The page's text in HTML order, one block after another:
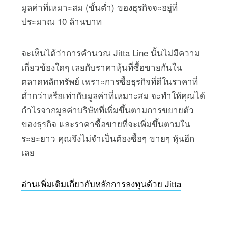
มูลค่าที่เหมาะสม (ขั้นต่ำ) ของธุรกิจจะอยู่ที่
ประมาณ 10 ล้านบาท
จะเห็นได้ว่าการคำนวณ Jitta Line นั้นไม่มีความ
เกี่ยวข้องใดๆ เลยกับราคาหุ้นที่ซื้อขายกันใน
ตลาดหลักทรัพย์ เพราะการซื้อธุรกิจที่ดีในราคาที่
ต่ำกว่าหรือเท่ากับมูลค่าที่เหมาะสม จะทำให้คุณได้
กำไรจากมูลค่าบริษัทที่เพิ่มขึ้นตามการขยายตัว
ของธุรกิจ และราคาซื้อขายที่จะเพิ่มขึ้นตามใน
ระยะยาว คุณจึงไม่จำเป็นต้องซื้อๆ ขายๆ หุ้นอีก
เลย
อ่านเพิ่มเติมเกี่ยวกับหลักการลงทุนด้วย Jitta